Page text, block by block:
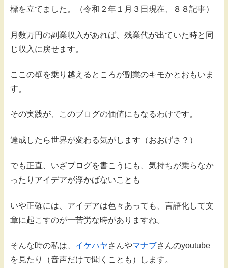
標を立てました。（令和２年１月３日現在、８８記事）
月数万円の副業収入があれば、残業代が出ていた時と同
じ収入に戻せます。
ここの壁を乗り越えるところが副業のキモかとおもいま
す。
その実践が、このブログの価値にもなるわけです。
達成したら世界が変わる気がします（おおげさ？）
でも正直、いざブログを書こうにも、気持ちが乗らなか
ったりアイデアが浮かばないことも
いや正確には、アイデアは色々あっても、言語化して文
章に起こすのが一苦労な時がありますね。
そんな時の私は、 イケハヤさんやマナブさんのyoutube
を見たり（音声だけで聞くことも）します。